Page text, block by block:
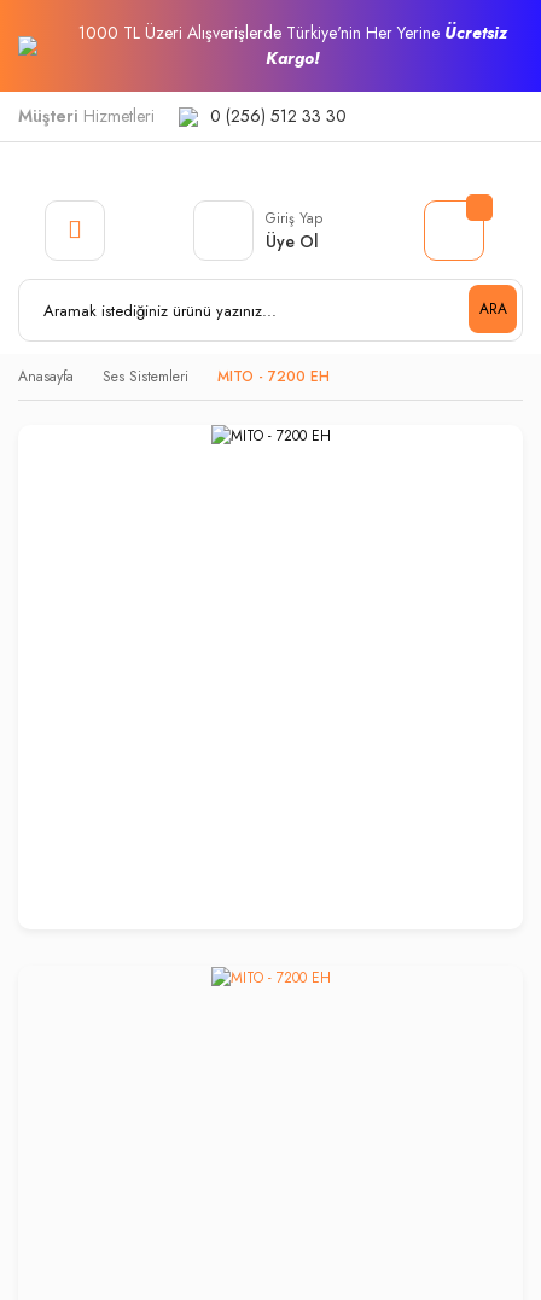
1000 TL Üzeri Alışverişlerde Türkiye'nin Her Yerine Ücretsiz
Kargo!
Müşteri Hizmetleri 0 (256) 512 33 30
ARA
Giriş Yap
Üye Ol
Anasayfa Ses Sistemleri MITO - 7200 EH